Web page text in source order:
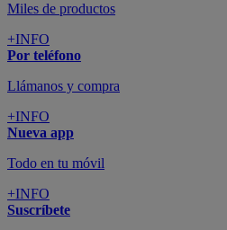
Miles de productos
+INFO
Por teléfono
Llámanos y compra
+INFO
Nueva app
Todo en tu móvil
+INFO
Suscríbete